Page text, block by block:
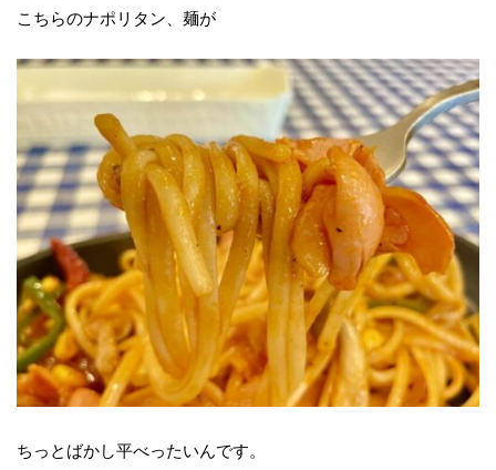
こちらのナポリタン、麺が
ちっとばかし平べったいんです。